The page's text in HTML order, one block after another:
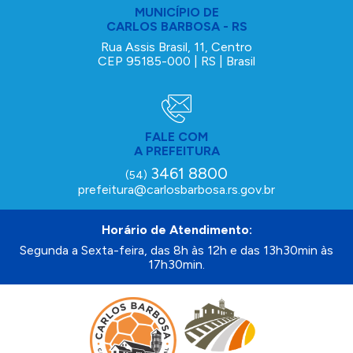
MUNICÍPIO DE
CARLOS BARBOSA - RS
Rua Assis Brasil, 11, Centro
CEP 95185-000 | RS | Brasil
FALE COM
A PREFEITURA
(54) 3461 8800
prefeitura@carlosbarbosa.rs.gov.br
Horário de Atendimento:
Segunda a Sexta-feira, das 8h às 12h e das 13h30min às
17h30min.